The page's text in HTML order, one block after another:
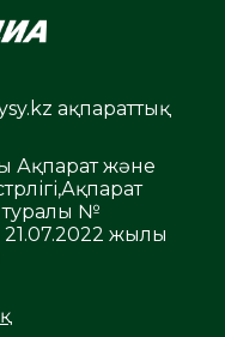
ақпараттық
Ақпарат және
туралы №
21.07.2022 жылы